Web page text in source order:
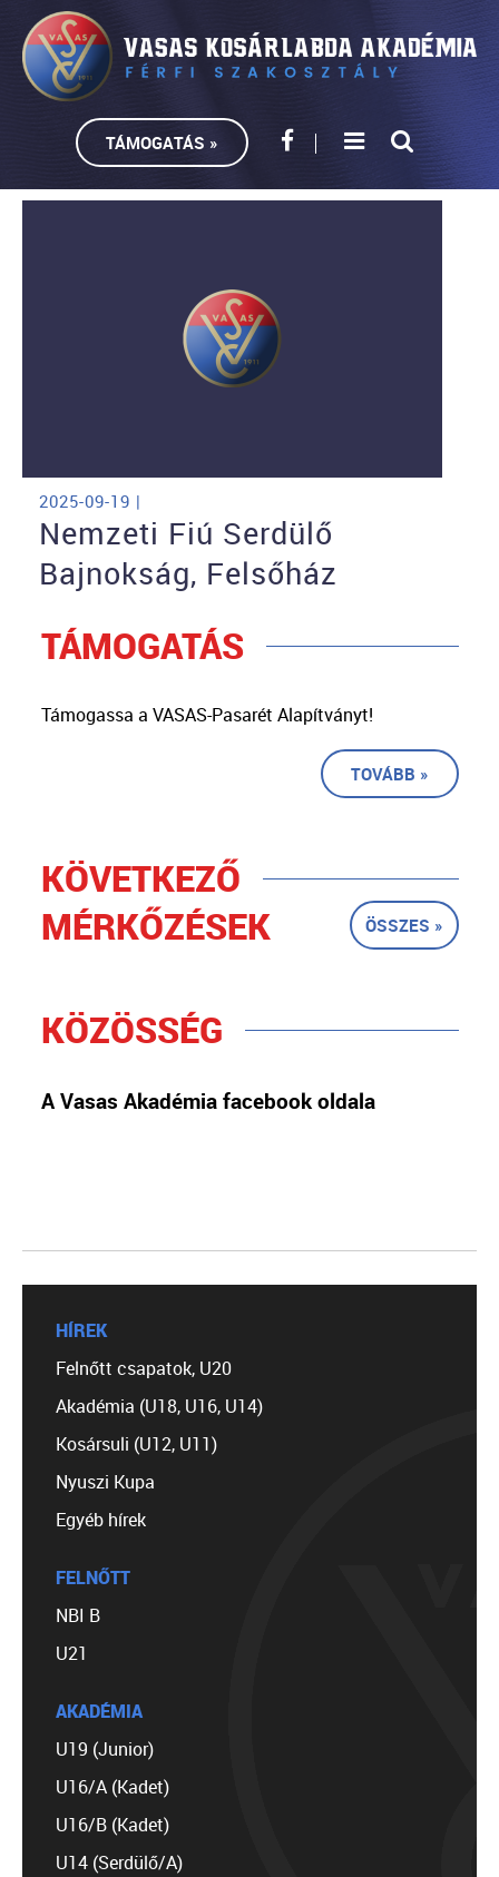
TÁMOGATÁS »
2025-09-19 |
Nemzeti Fiú Serdülő
Bajnokság, Felsőház
TÁMOGATÁS
Támogassa a VASAS-Pasarét Alapítványt!
TOVÁBB »
KÖVETKEZŐ
MÉRKŐZÉSEK
ÖSSZES »
KÖZÖSSÉG
A Vasas Akadémia facebook oldala
HÍREK
Felnőtt csapatok, U20
Akadémia (U18, U16, U14)
Kosársuli (U12, U11)
Nyuszi Kupa
Egyéb hírek
FELNŐTT
NBI B
U21
AKADÉMIA
U19 (Junior)
U16/A (Kadet)
U16/B (Kadet)
U14 (Serdülő/A)